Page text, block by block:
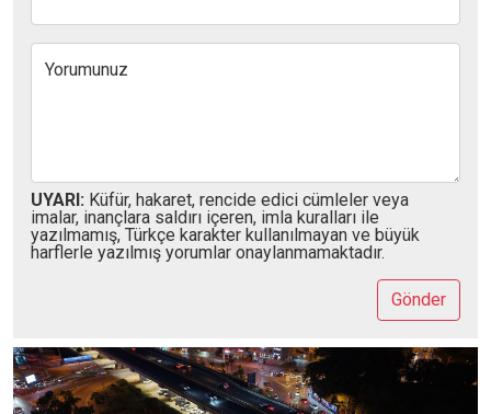
Yorumunuz
UYARI: Küfür, hakaret, rencide edici cümleler veya
imalar, inançlara saldırı içeren, imla kuralları ile
yazılmamış, Türkçe karakter kullanılmayan ve büyük
harflerle yazılmış yorumlar onaylanmamaktadır.
Gönder